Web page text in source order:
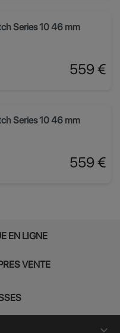
Series 10 46 mm
Prix
559 €
Series 10 46 mm
Prix
559 €
EN LIGNE
VENTE